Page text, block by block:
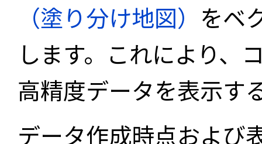
（塗り分け地図） をベ
します。これにより、
高精度データを表示す
データ作成時点および